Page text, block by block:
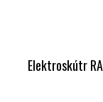
Elektroskútr